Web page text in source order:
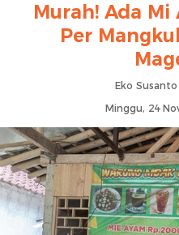
Murah! Ada Mi
Per
Eko Susanto
Minggu, 24